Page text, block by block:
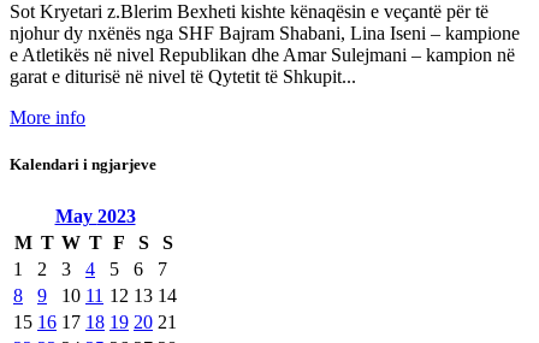
Sot Kryetari z.Blerim Bexheti kishte kënaqësin e veçantë për të
njohur dy nxënës nga SHF Bajram Shabani, Lina Iseni – kampione
e Atletikës në nivel Republikan dhe Amar Sulejmani – kampion në
garat e diturisë në nivel të Qytetit të Shkupit...
More info
Kalendari i ngjarjeve
May 2023
M T W T F S
S
1
2 3 4 5 6
7
8
9 10 11 12 13 14
15 16 17 18 19 20 21